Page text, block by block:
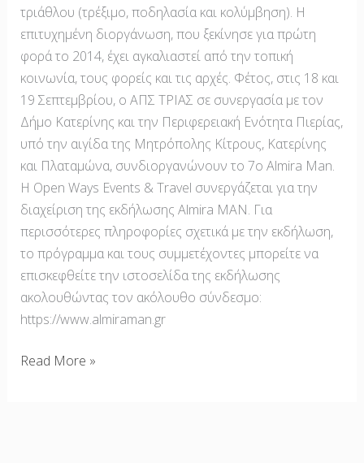
τριάθλου (τρέξιμο, ποδηλασία και κολύμβηση). Η
επιτυχημένη διοργάνωση, που ξεκίνησε για πρώτη
φορά το 2014, έχει αγκαλιαστεί από την τοπική
κοινωνία, τους φορείς και τις αρχές. Φέτος, στις 18 και
19 Σεπτεμβρίου, ο ΑΠΣ ΤΡΙΑΣ σε συνεργασία με τον
Δήμο Κατερίνης και την Περιφερειακή Ενότητα Πιερίας,
υπό την αιγίδα της Μητρόπολης Κίτρους, Κατερίνης
και Πλαταμώνα, συνδιοργανώνουν το 7ο Almira Man.
Η Open Ways Events & Travel συνεργάζεται για την
διαχείριση της εκδήλωσης Almira MAN. Για
περισσότερες πληροφορίες σχετικά με την εκδήλωση,
το πρόγραμμα και τους συμμετέχοντες μπορείτε να
επισκεφθείτε την ιστοσελίδα της εκδήλωσης
ακολουθώντας τον ακόλουθο σύνδεσμο:
https://www.almiraman.gr
Read More »